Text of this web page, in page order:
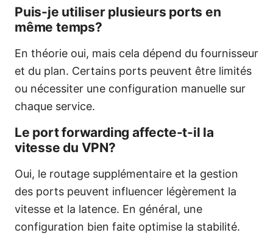
Puis-je utiliser plusieurs ports en
même temps?
En théorie oui, mais cela dépend du fournisseur
et du plan. Certains ports peuvent être limités
ou nécessiter une configuration manuelle sur
chaque service.
Le port forwarding affecte-t-il la
vitesse du VPN?
Oui, le routage supplémentaire et la gestion
des ports peuvent influencer légèrement la
vitesse et la latence. En général, une
configuration bien faite optimise la stabilité.